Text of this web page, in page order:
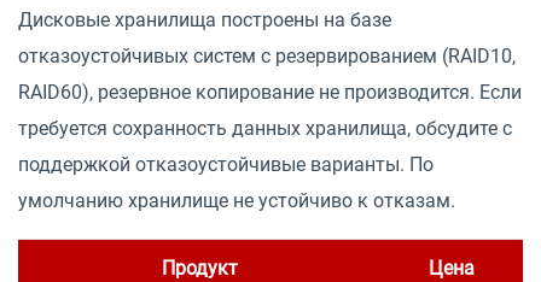
Дисковые хранилища построены на базе
отказоустойчивых систем с резервированием (RAID10,
RAID60), резервное копирование не производится. Если
требуется сохранность данных хранилища, обсудите с
поддержкой отказоустойчивые варианты. По
умолчанию хранилище не устойчиво к отказам.
Продукт Цена